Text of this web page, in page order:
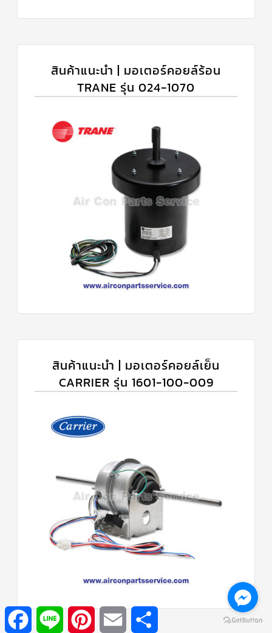
สินค้าแนะนำ | มอเตอร์คอยล์ร้อน
TRANE รุ่น 024-1070
สินค้าแนะนำ | มอเตอร์คอยล์เย็น
CARRIER รุ่น 1601-100-009
FacebookLine PinterestEmail Share